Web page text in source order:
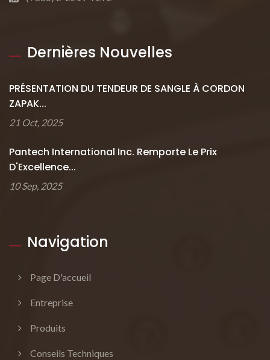
Dernières Nouvelles
PRÉSENTATION DU TENDEUR DE SANGLE À CORDON
ZAPAK...
21 Oct, 2025
Pantech International Inc. Remporte Le Prix
D'Excellence...
10 Sep, 2025
Navigation
Page D'accueil
Entreprise
Produits
Conseils Techniques